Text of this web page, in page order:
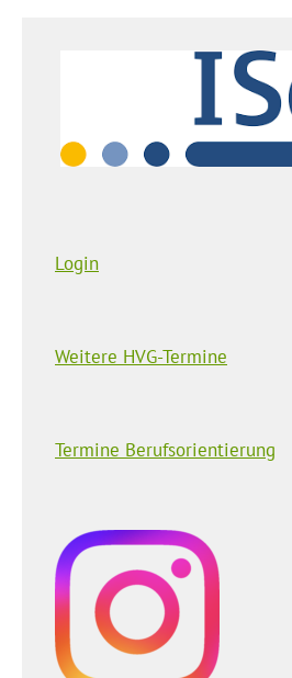
Login
Weitere HVG-Termine
Termine Berufsorientierung